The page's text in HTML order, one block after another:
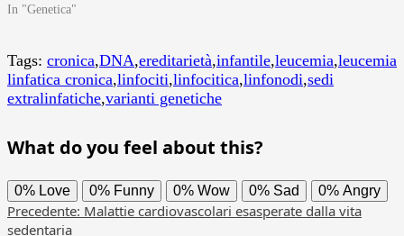
In "Genetica"
Tags: cronica,DNA,ereditarietà,infantile,leucemia,leucemia
linfatica cronica,linfociti,linfocitica,linfonodi,sedi
extralinfatiche,varianti genetiche
What do you feel about this?
0% Love 0% Funny 0% Wow 0% Sad 0% Angry
Navigazione
Precedente: Malattie cardiovascolari esasperate dalla vita
sedentaria